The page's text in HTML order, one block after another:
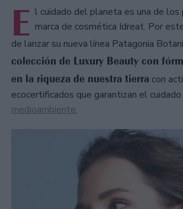
E l cuidado del planeta es una de los
marca de cosmética Idreat. Por
de lanzar su nueva línea Patagonia
colección de Luxury Beauty con
en la riqueza de nuestra tierra con
ecocertificados que garantizan el
medioambiente.